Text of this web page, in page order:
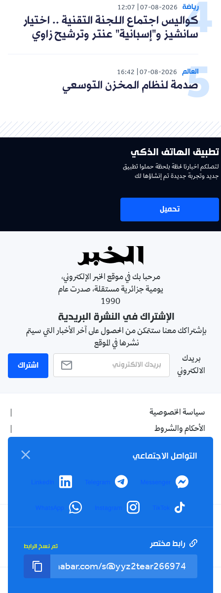
رياضة 07-08-2026
12:07
كواليس اجتماع اللجنة التقنية .. اختيار
سانشيز و"إسبانية" عنتر وترشيح زاوي
العالم 07-08-2026
16:42
صدمة لنظام المخزن التوسعي
تطبيق الهاتف الذكي
لتصلكم اخبارنا لحظة بلحظة حملوا تطبيق
جديد وتجربة جديدة تم إنشاؤها لك
تحميل
مرحبا بك في موقع الخبر الإلكتروني،
يومية جزائرية مستقلة، صدرت عام
1990
الإشتراك في النشرة البريدية
بإشتراكك معنا ستتمكن من الحصول على آخر الأخبار التي سيتم
نشرها في الموقع
بريدك
الالكتروني
اشتراك
سياسة الخصوصية
الأحكام والشروط
اتصل بنا
من نحن
Facebook
YouTube
TikTok
Twitter
Tel : +213(0)023 31 69 04 - eMail :info@elkhabar.com
التواصل الاجتماعي
Messenger
Telegram
LinkedIn
TikTok
Instagram
WhatsApp
رابط مختصر تم نسخ الرابط